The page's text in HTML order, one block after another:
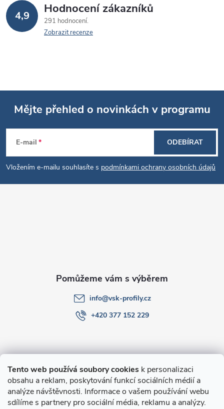
Tento web používá soubory cookies k personalizaci
obsahu a reklam, poskytování funkcí sociálních médií a
analýze návštěvnosti. Informace o vašem používání webu
sdílíme s partnery pro sociální média, reklamu a analýzy.
4,9 Hodnocení zákazníků
291 hodnocení
Zobrazit recenze
Z
á
p
Mějte přehled o novinkách v programu
E-mail
Vložením e-mailu souhlasíte s podmínkami ochrany osobních údajů
ODEBÍRAT
O nákupu
info@vsk-profily.cz
+420 377 152 229